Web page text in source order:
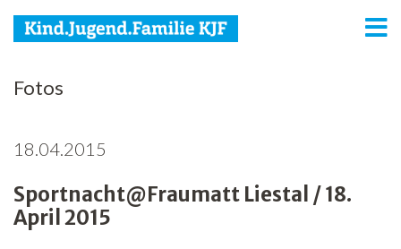
KJF
Jugend
Familie
Fotos
18.04.2015
Sportnacht@Fraumatt Liestal / 18.
April 2015